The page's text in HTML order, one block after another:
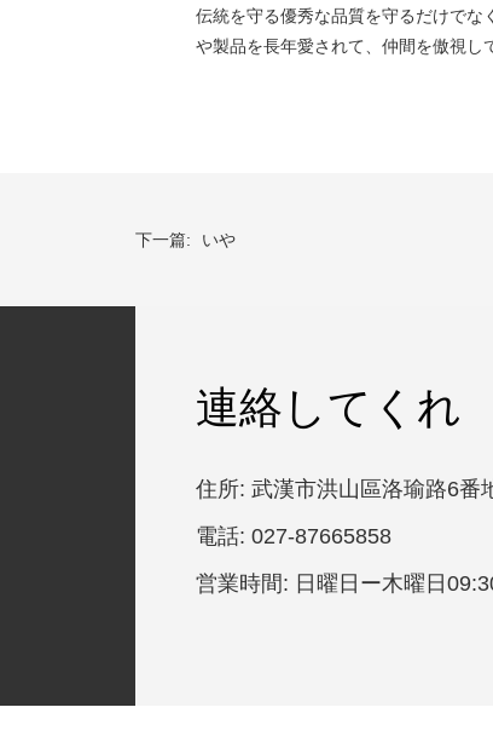
伝統を守る優秀な品質を守るだけでな
や製品を長年愛されて、仲間を傲視し
下一篇: いや
連絡してくれ
住所: 武漢市洪山區洛瑜路6番
電話: 027-87665858
営業時間: 日曜日ー木曜日